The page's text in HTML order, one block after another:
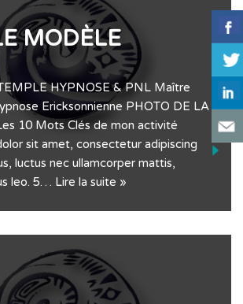
MODÈLE
HYPNOSE & PNL Maître
Ericksonnienne PHOTO DE LA
10 Mots Clés de mon activité
sit amet, consectetur adipiscing
luctus nec ullamcorper mattis,
leo. 5… Lire la suite »